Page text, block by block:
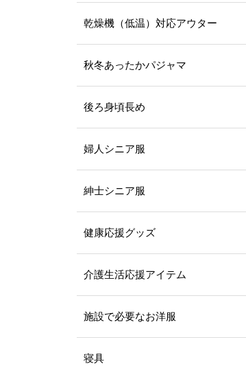
乾燥機（低温）対応アウター
秋冬あったかパジャマ
後ろ身頃長め
婦人シニア服
紳士シニア服
健康応援グッズ
介護生活応援アイテム
施設で必要なお洋服
寝具